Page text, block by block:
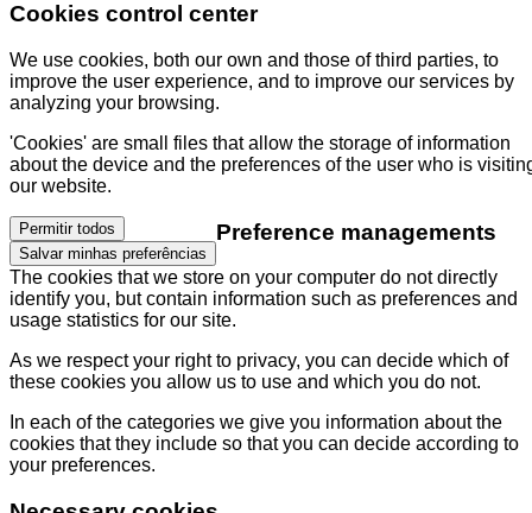
Cookies control center
We use cookies, both our own and those of third parties, to
improve the user experience, and to improve our services by
analyzing your browsing.
'Cookies' are small files that allow the storage of information
about the device and the preferences of the user who is
our website.
Permitir todos
Salvar minhas preferências
Preference managements
The cookies that we store on your computer do not directly
identify you, but contain information such as preferences and
usage statistics for our site.
As we respect your right to privacy, you can decide which of
these cookies you allow us to use and which you do not.
In each of the categories we give you information about the
cookies that they include so that you can decide according to
your preferences.